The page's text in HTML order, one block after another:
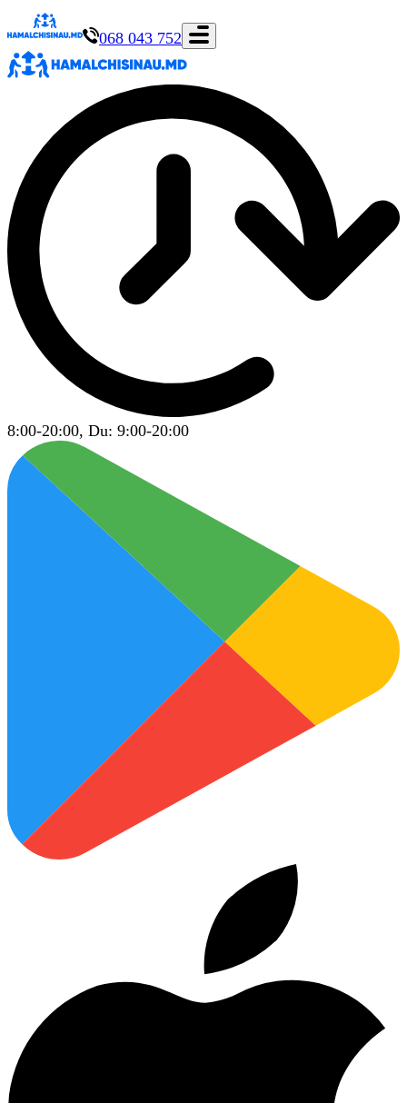
068 043 752
8:00-20:00, Du: 9:00-20:00